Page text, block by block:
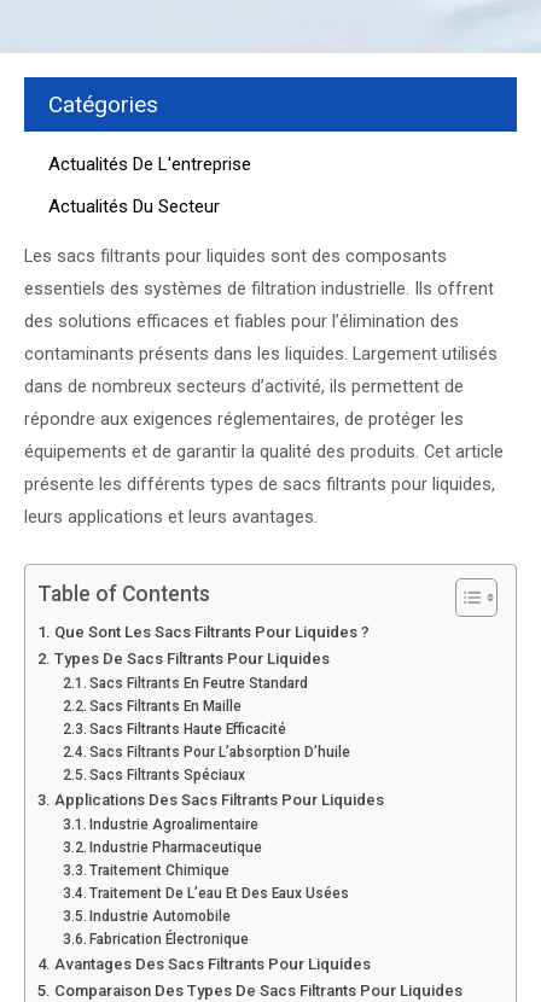
Catégories
Actualités De L'entreprise
Actualités Du Secteur
Les sacs filtrants pour liquides sont des composants
essentiels des systèmes de filtration industrielle. Ils offrent
des solutions efficaces et fiables pour l’élimination des
contaminants présents dans les liquides. Largement utilisés
dans de nombreux secteurs d’activité, ils permettent de
répondre aux exigences réglementaires, de protéger les
équipements et de garantir la qualité des produits. Cet article
présente les différents types de sacs filtrants pour liquides,
leurs applications et leurs avantages.
Table of Contents
Que Sont Les Sacs Filtrants Pour Liquides ?
Types De Sacs Filtrants Pour Liquides
Sacs Filtrants En Feutre Standard
Sacs Filtrants En Maille
Sacs Filtrants Haute Efficacité
Sacs Filtrants Pour L’absorption D’huile
Sacs Filtrants Spéciaux
Applications Des Sacs Filtrants Pour Liquides
Industrie Agroalimentaire
Industrie Pharmaceutique
Traitement Chimique
Traitement De L’eau Et Des Eaux Usées
Industrie Automobile
Fabrication Électronique
Avantages Des Sacs Filtrants Pour Liquides
Comparaison Des Types De Sacs Filtrants Pour Liquides